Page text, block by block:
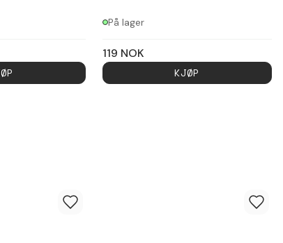
På lager
119 NOK
KJØP